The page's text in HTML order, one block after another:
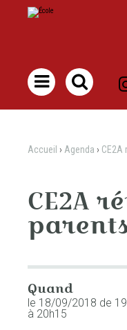
au
contenu.
personnels

Accueil › Agenda › CE2A
CE2A
Quand
le 18/09/2018 de
à 20h15